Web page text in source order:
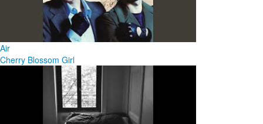
Air
Cherry Blossom Girl